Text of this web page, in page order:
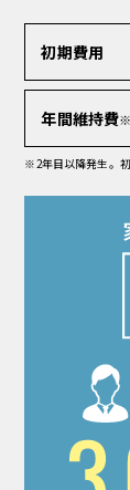
初期費用
年間維持費※
※2年目以降発生。初